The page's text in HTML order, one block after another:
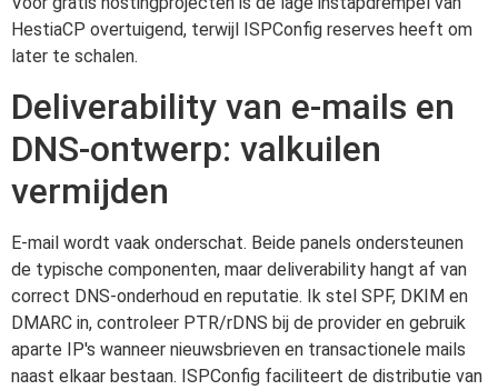
HestiaCP overtuigend, terwijl ISPConfig reserves heeft om
later te schalen.
Deliverability van e-mails en
DNS-ontwerp: valkuilen
vermijden
E-mail wordt vaak onderschat. Beide panels ondersteunen
de typische componenten, maar deliverability hangt af van
correct DNS-onderhoud en reputatie. Ik stel SPF, DKIM en
DMARC in, controleer PTR/rDNS bij de provider en gebruik
aparte IP's wanneer nieuwsbrieven en transactionele mails
naast elkaar bestaan. ISPConfig faciliteert de distributie van